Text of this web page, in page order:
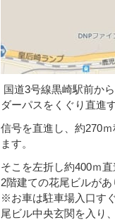
国道3号線黒崎駅前か
ダーパスをくぐり直進
信号を直進し、約270
ます。
そこを左折し約400ｍ
2階建ての花尾ビルがあ
※お車は駐車場入口す
尾ビル中央玄関を入り